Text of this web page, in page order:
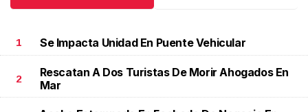
1 Se Impacta Unidad En Puente Vehicular
2
Rescatan A Dos Turistas De Morir Ahogados En
Mar